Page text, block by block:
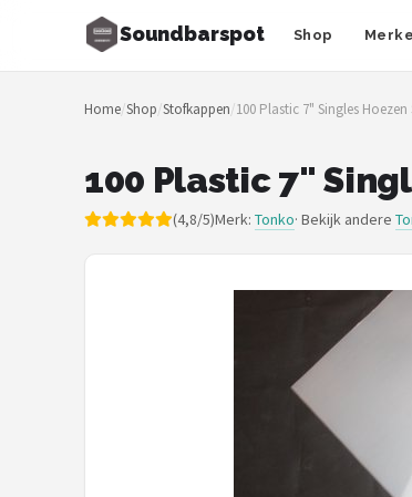
Soundbarspot Shop
Zoeken
NAVIGATIE
Merken
Home/Shop/Stofkappen/100 Plastic 7" Singles
100 Plastic 7"
(4,8/5)Merk: Tonko· Bekijk andere